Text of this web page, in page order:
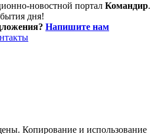
новостной портал Командир.
дня!
Напишите нам
Копирование и использование